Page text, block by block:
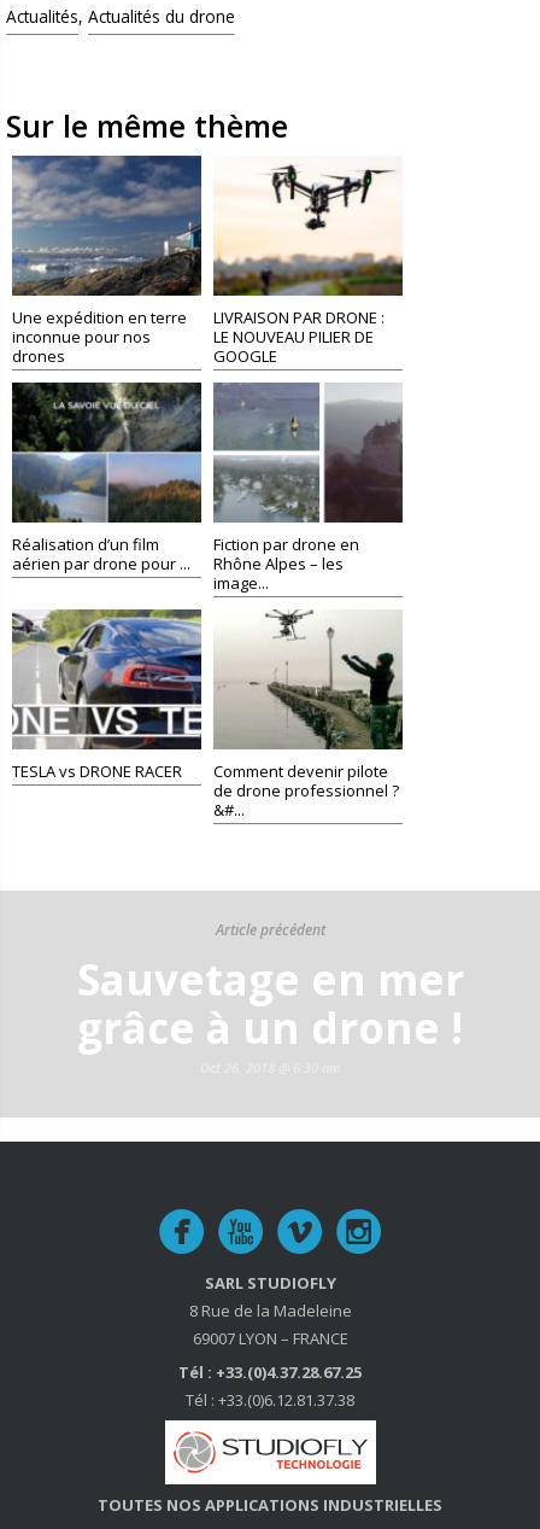
Actualités, Actualités du drone
Sur le même thème
Une expédition en terre
inconnue pour nos
drones
LIVRAISON PAR DRONE :
LE NOUVEAU PILIER DE
GOOGLE
Réalisation d’un film
aérien par drone pour ...
Fiction par drone en
Rhône Alpes – les
image...
TESLA vs DRONE RACER
Comment devenir pilote
de drone professionnel ?
&#...
Article précédent
Sauvetage en mer
grâce à un drone !
SARL STUDIOFLY
8 Rue de la Madeleine
69007 LYON – FRANCE
Tél : +33.(0)4.37.28.67.25
Tél : +33.(0)6.12.81.37.38
TOUTES NOS APPLICATIONS INDUSTRIELLES